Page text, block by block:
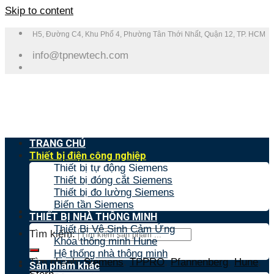
Skip to content
H5, Đường C4, Khu Phố 4, Phường Tân Thới Nhất, Quận 12, TP. HCM
info@tpnewtech.com
Tìm kiếm:
Tìm nhanh:Siemens,TPPRO,Pfannenberg,Hune,
TRANG CHỦ
Thiết bị điện công nghiệp
Thiết bị tự động Siemens
Thiết bị đóng cắt Siemens
Thiết bị đo lường Siemens
Biến tần Siemens
THIẾT BỊ NHÀ THÔNG MINH
Thiết Bị Vệ Sinh Cảm Ứng
Khóa thông minh Hune
Hệ thống nhà thông minh
Sản phẩm khác